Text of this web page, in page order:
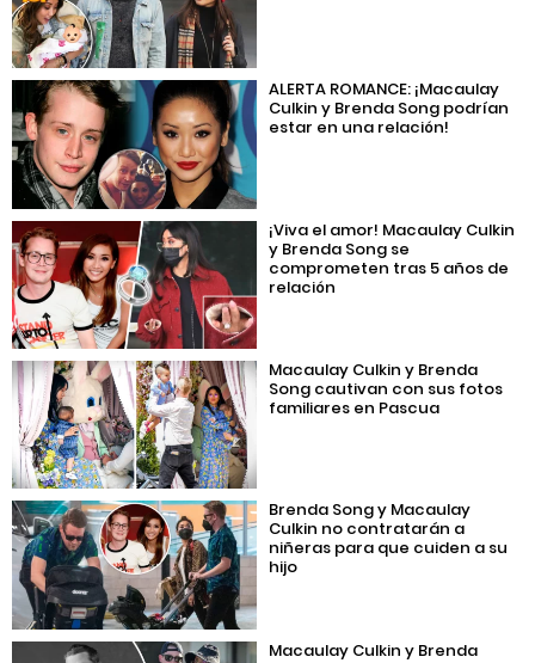
ALERTA ROMANCE: ¡Macaulay
Culkin y Brenda Song podrían
estar en una relación!
¡Viva el amor! Macaulay Culkin
y Brenda Song se
comprometen tras 5 años de
relación
Macaulay Culkin y Brenda
Song cautivan con sus fotos
familiares en Pascua
Brenda Song y Macaulay
Culkin no contratarán a
niñeras para que cuiden a su
hijo
Macaulay Culkin y Brenda